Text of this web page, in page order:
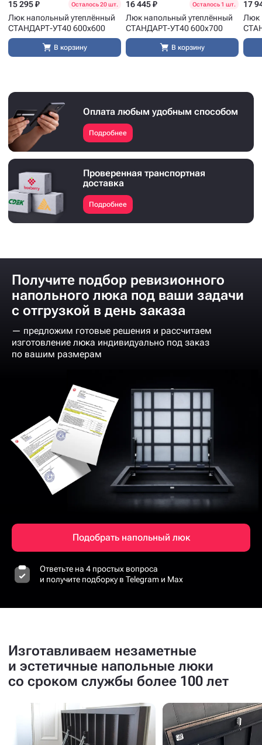
15 295 ₽ Осталось 20 шт.
Люк напольный утеплённый
СТАНДАРТ-УТ40 600x600
В корзину
16 445 ₽ Осталось 1 шт.
Люк напольный утеплённый
СТАНДАРТ-УТ40 600x700
В корзину
17
Люк
Оплата любым удобным способом
Подробнее
Проверенная транспортная
доставка
Подробнее
Получите подбор ревизионного
напольного люка под ваши задачи
с отгрузкой в день заказа
— предложим готовые решения и рассчитаем
изготовление люка индивидуально под заказ
по вашим размерам
Подобрать напольный люк
Ответьте на 4 простых вопроса
и получите подборку в Telegram и Max
Изготавливаем незаметные
и эстетичные напольные люки
со сроком службы более 100 лет